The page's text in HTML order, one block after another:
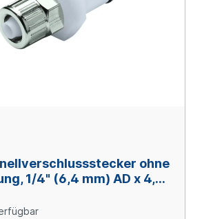
ohne
1/4" (6,4 mm) AD x 4,3